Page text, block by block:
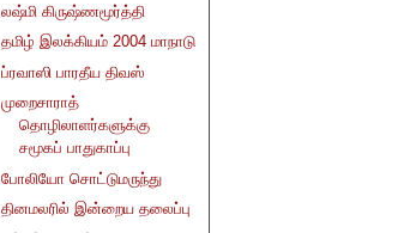
லஷ்மி கிருஷ்ணமூர்த்தி
தமிழ் இலக்கியம் 2004 மாநாடு
ப்ரவாஸி பாரதீய திவஸ்
முறைசாராத்
தொழிலாளர்களுக்கு
சமூகப் பாதுகாப்பு
போலியோ சொட்டுமருந்து
தினமலரில் இன்றைய தலைப்பு